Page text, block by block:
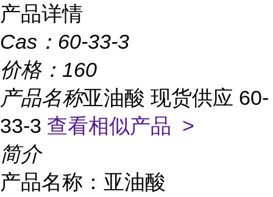
产品详情
Cas： 60-33-3
价格： 160
产品名称亚油酸 现货供应 60-
33-3 查看相似产品 >
简介
产品名称：亚油酸